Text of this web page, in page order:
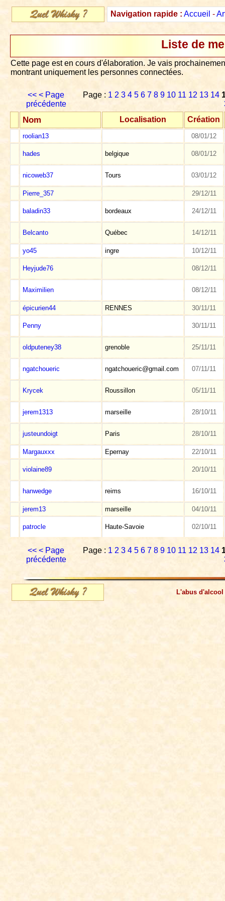
Navigation rapide : Accueil -
Liste de
Cette page est en cours d'élaboration. Je vais
montrant uniquement les personnes connectées.
<< < Page
précédente
Page : 1 2 3 4 5 6 7 8 9 10 11 12 13 14
Nom Localisation Création
roolian13 08/01/12
hades belgique 08/01/12
nicoweb37 Tours 03/01/12
Pierre_357 29/12/11
baladin33 bordeaux 24/12/11
Belcanto Québec 14/12/11
yo45 ingre 10/12/11
Heyjude76 08/12/11
Maximilien 08/12/11
épicurien44 RENNES 30/11/11
Penny 30/11/11
oldputeney38 grenoble 25/11/11
ngatchoueric ngatchoueric@gmail.com 07/11/11
Krycek Roussillon 05/11/11
jerem1313 marseille 28/10/11
justeundoigt Paris 28/10/11
Margauxxx Epernay 22/10/11
violaine89 20/10/11
hanwedge reims 16/10/11
jerem13 marseille 04/10/11
patrocle Haute-Savoie 02/10/11
<< < Page
précédente
Page : 1 2 3 4 5 6 7 8 9 10 11 12 13 14
L'abus